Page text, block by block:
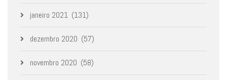
janeiro 2021 (131)
dezembro 2020 (57)
novembro 2020 (58)